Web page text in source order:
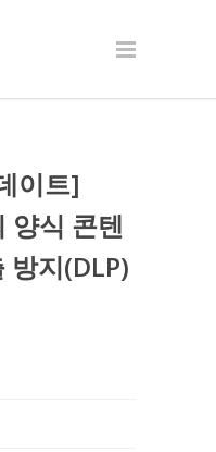
이트]
양식 콘텐
방지(DLP)